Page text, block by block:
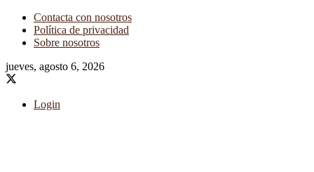
Contacta con nosotros
Política de privacidad
Sobre nosotros
jueves, agosto 6, 2026
Login